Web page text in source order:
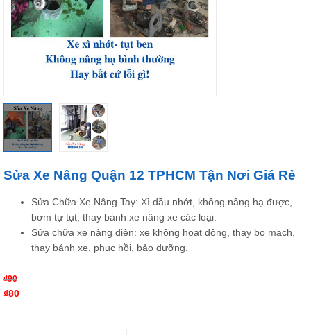
Sửa Xe Nâng Quận 12 TPHCM Tận Nơi Giá Rẻ
Sửa Chữa Xe Nâng Tay: Xì dầu nhớt, không nâng hạ được,
bơm tự tụt, thay bánh xe nâng xe các loại.
Sửa chữa xe nâng điện: xe không hoạt động, thay bo mạch,
thay bánh xe, phục hồi, bảo dưỡng.
₫90
₫80